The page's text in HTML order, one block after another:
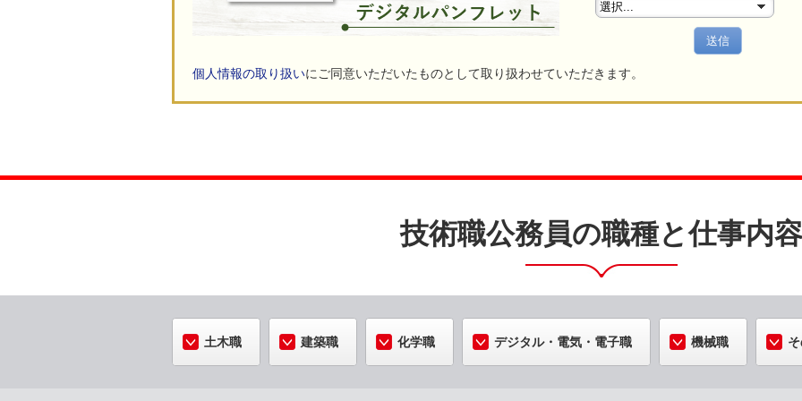
送信
個人情報の取り扱いにご同意いただいたものとして取り扱わせていただきます。
技術職公務員の職種と仕事内容
土木職 建築職 化学職 デジタル・電気・電子職 機械職